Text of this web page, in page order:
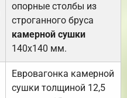
опорные столбы из
строганного бруса
камерной сушки
140х140 мм.
Евровагонка камерной
сушки толщиной 12,5